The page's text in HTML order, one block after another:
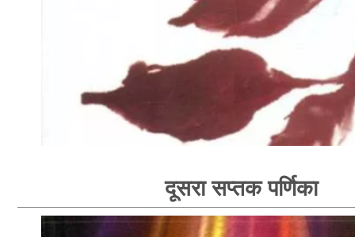
दूसरा सप्तक पर्णिका